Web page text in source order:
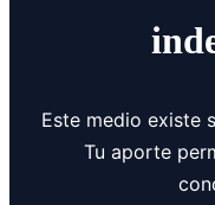
Este medio existe
Tu aporte